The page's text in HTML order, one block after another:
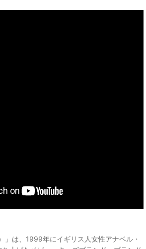
」は、1999年にイギリス人女性アナベル・